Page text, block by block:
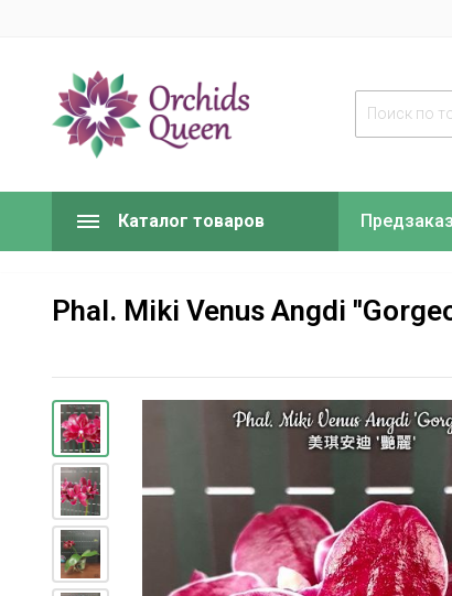
Каталог товаров Предзаказ
Phal. Miki Venus Angdi